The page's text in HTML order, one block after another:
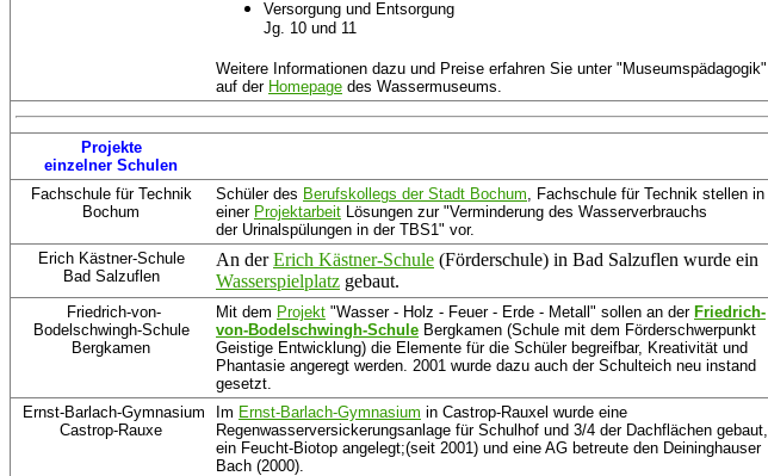
Versorgung und Entsorgung
Jg. 10 und 11
Weitere Informationen dazu und Preise erfahren Sie unter "Museumspädagogik"
auf der Homepage des Wassermuseums.
Projekte
einzelner Schulen
Fachschule für Technik
Bochum
Schüler des Berufskollegs der Stadt Bochum, Fachschule für Technik stellen in
einer Projektarbeit Lösungen zur "Verminderung des Wasserverbrauchs
der Urinalspülungen in der TBS1" vor.
Erich Kästner-Schule
Bad Salzuflen
An derErich Kästner-Schule (Förderschule) in Bad Salzuflen wurde ein
Wasserspielplatz gebaut.
Friedrich-von-
Bodelschwingh-Schule
Bergkamen
Mit dem Projekt "Wasser - Holz - Feuer - Erde - Metall" sollen an der Friedrich-
von-Bodelschwingh-Schule Bergkamen (Schule mit dem Förderschwerpunkt
Geistige Entwicklung) die Elemente für die Schüler begreifbar, Kreativität und
Phantasie angeregt werden. 2001 wurde dazu auch der Schulteich neu instand
gesetzt.
Ernst-Barlach-Gymnasium
Castrop-Rauxe
Im Ernst-Barlach-Gymnasium in Castrop-Rauxel wurde eine
Regenwasserversickerungsanlage für Schulhof und 3/4 der Dachflächen gebaut,
ein Feucht-Biotop angelegt;(seit 2001) und eine AG betreute den Deininghauser
Bach (2000).